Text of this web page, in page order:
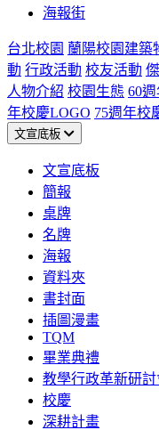
海報街
台北校園 蘭陽校園建築
動 行政活動 校友活動
人物介紹 校園生態 60
年校慶LOGO 75週年校
文宣底板
文宣底板
簡報
桌牌
名牌
海報
資料夾
書封面
插圖漫畫
TQM
畢業典禮
教學行政革新研討
校慶
深耕計畫